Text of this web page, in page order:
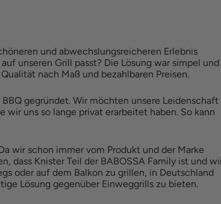
und abwechslungsreicheren Erlebnis
unseren Grill passt? Die Lösung war simpel und
nach Maß und bezahlbaren Preisen.
gegründet. Wir möchten unsere Leidenschaft
uns so lange privat erarbeitet haben. So kann
wir schon immer vom Produkt und der Marke
dass Knister Teil der BABOSSA Family ist und
oder auf dem Balkon zu grillen, in Deutschland
Lösung gegenüber Einweggrills zu bieten.